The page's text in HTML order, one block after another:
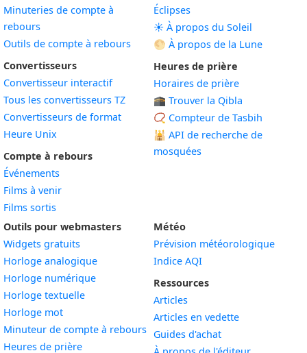
Minuteries de compte à
rebours
Outils de compte à rebours
Convertisseurs
Convertisseur interactif
Tous les convertisseurs TZ
Convertisseurs de format
Heure Unix
Compte à rebours
Événements
Films à venir
Films sortis
Éclipses
☀️ À propos du Soleil
🌕 À propos de la Lune
Heures de prière
Horaires de prière
🕋 Trouver la Qibla
📿 Compteur de Tasbih
🕌 API de recherche de
mosquées
Outils pour webmasters
Widgets gratuits
Horloge analogiqueWidget
Horloge numériqueWidget
Horloge textuelleWidget
Horloge motWidget
Minuteur de compte à rebours Widget
Heures de prièreWidget
Météo
Prévision météorologique
Indice AQI
Ressources
Articles
Articles en vedette
Guides d'achat